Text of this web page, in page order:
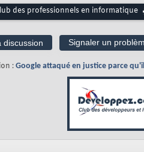
des professionnels en informatique
discussion Signaler un
: Google attaqué en justice parce